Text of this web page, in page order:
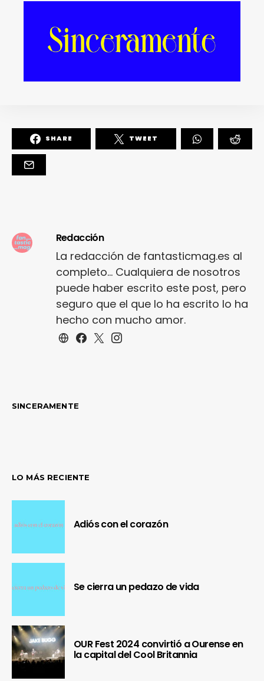
orgullosa»
SHARE TWEET
Redacción
La redacción de fantasticmag.es al
completo... Cualquiera de nosotros
puede haber escrito este post, pero
seguro que el que lo ha escrito lo ha
hecho con mucho amor.
SINCERAMENTE
LO MÁS RECIENTE
Adiós con el corazón
Se cierra un pedazo de vida
OUR Fest 2024 convirtió a Ourense en
la capital del Cool Britannia